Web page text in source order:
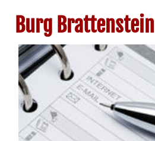
Burg Brattenstein